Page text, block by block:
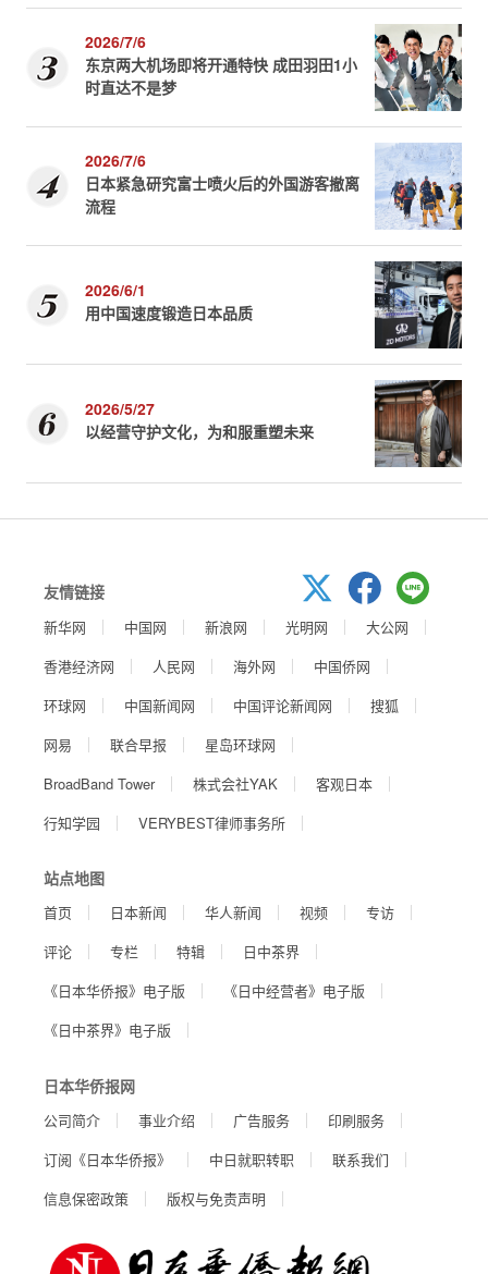
2026/7/6
东京两大机场即将开通特快 成田羽田1小
时直达不是梦
2026/7/6
日本紧急研究富士喷火后的外国游客撤离
流程
2026/6/1
用中国速度锻造日本品质
2026/5/27
以经营守护文化，为和服重塑未来
友情链接
新华网 中国网 新浪网 光明网
大公网
香港经济网
人民网 海外网
中国侨网
环球网
中国新闻网 中国评论新闻网
搜狐
网易
联合早报
星岛环球网
BroadBand Tower
株式会社YAK
客观日本
行知学园
VERYBEST律师事务所
站点地图
首页 日本新闻 华人新闻 视频
专访
评论
专栏 特辑
日中茶界
《日本华侨报》电子版
《日中经营者》电子版
《日中茶界》电子版
日本华侨报网
公司简介 事业介绍 广告服务
印刷服务
订阅《日本华侨报》
中日就职转职
联系我们
信息保密政策
版权与免责声明